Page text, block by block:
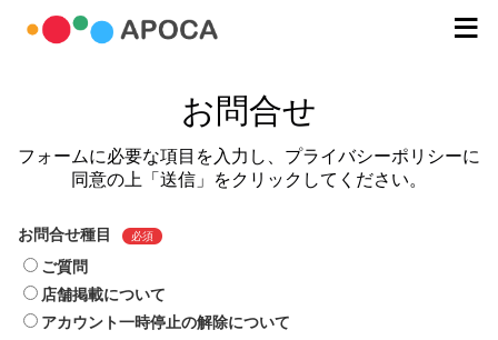
お問合せ
フォームに必要な項目を入力し、プライバシーポリシーに
同意の上「送信」をクリックしてください。
お問合せ種目 必須
ご質問
店舗掲載について
アカウント一時停止の解除について